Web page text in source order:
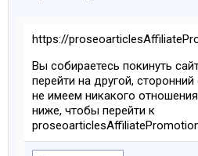
https://
Вы собираетесь покинуть
перейти на другой,
не имеем никакого
ниже, чтобы перейти к